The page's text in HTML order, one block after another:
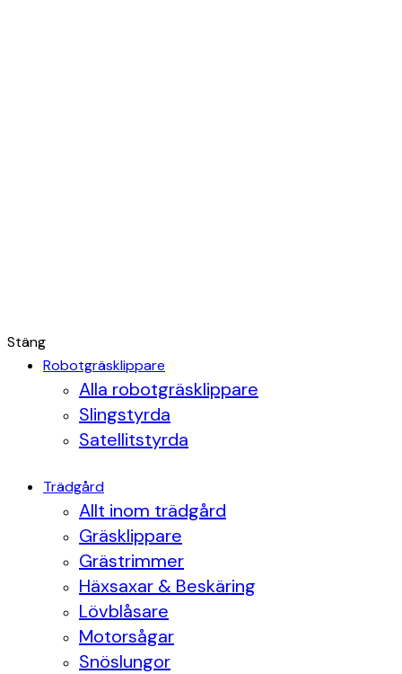
Stäng
Robotgräsklippare
Alla robotgräsklippare
Slingstyrda
Satellitstyrda
Trädgård
Allt inom trädgård
Gräsklippare
Grästrimmer
Häxsaxar & Beskäring
Lövblåsare
Motorsågar
Snöslungor